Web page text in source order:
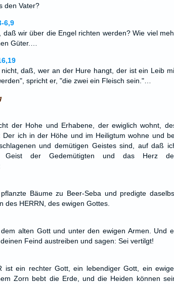
den Vater?
6,9
daß wir über die Engel richten werden? Wie viel
Güter.…
daß, wer an der Hure hangt, der ist ein Leib
spricht er, "die zwei ein Fleisch sein."…
der Hohe und Erhabene, der ewiglich wohnt,
Der ich in der Höhe und im Heiligtum wohne und
und demütigen Geistes sind, auf daß
Geist der Gedemütigten und das Herz
Bäume zu Beer-Seba und predigte
des HERRN, des ewigen Gottes.
alten Gott und unter den ewigen Armen. Und
Feind austreiben und sagen: Sei vertilgt!
ist ein rechter Gott, ein lebendiger Gott, ein
Zorn bebt die Erde, und die Heiden können